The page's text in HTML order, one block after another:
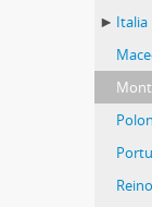
Italia